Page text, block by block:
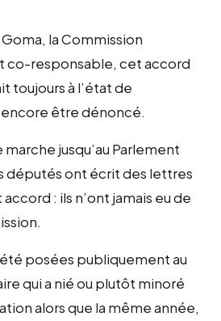
la Commission
co-responsable, cet accord
toujours à l’état de
être dénoncé.
marche jusqu’au Parlement
députés ont écrit des lettres
: ils n’ont jamais eu de
posées publiquement au
qui a nié ou plutôt minoré
alors que la même année,